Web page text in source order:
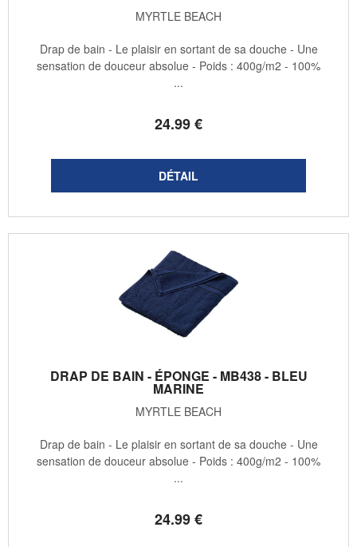
MYRTLE BEACH
24.99€
Drap de bain - Le plaisir en sortant de sa douche - Une
sensation de douceur absolue - Poids : 400g/m2 - 100%
...
DRAP DE BAIN - ÉPONGE - MB438 - BLEU
MARINE
MYRTLE BEACH
24.99€
Drap de bain - Le plaisir en sortant de sa douche - Une
sensation de douceur absolue - Poids : 400g/m2 - 100%
...